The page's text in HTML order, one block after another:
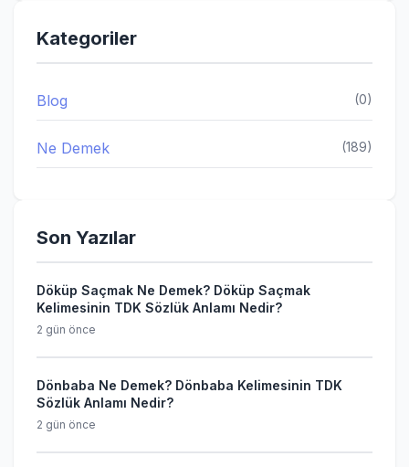
Kategoriler
Blog (0)
Ne Demek (189)
Son Yazılar
Döküp Saçmak Ne Demek? Döküp Saçmak
Kelimesinin TDK Sözlük Anlamı Nedir?
2 gün önce
Dönbaba Ne Demek? Dönbaba Kelimesinin TDK
Sözlük Anlamı Nedir?
2 gün önce